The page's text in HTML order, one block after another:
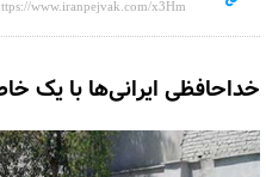
خداحافظی ایرانی‌ها با یک